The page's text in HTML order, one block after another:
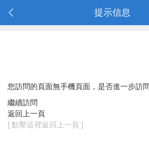
提示信息
您訪問的頁面無手機頁面，是否進一步訪
繼續訪問
返回上一頁
[ 點擊這裡返回上一頁 ]